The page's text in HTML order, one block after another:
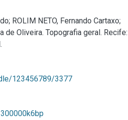
ROLIM NETO, Fernando Cartaxo;
de Oliveira. Topografia geral. Recife:
123456789/3377